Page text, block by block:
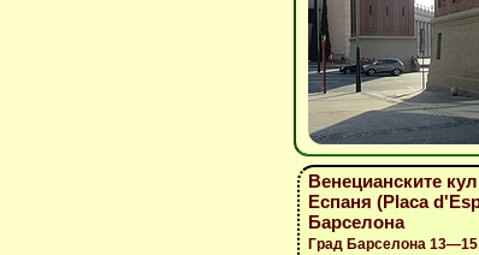
Венецианските
Еспаня (Placa
Барселона
Град Барселона